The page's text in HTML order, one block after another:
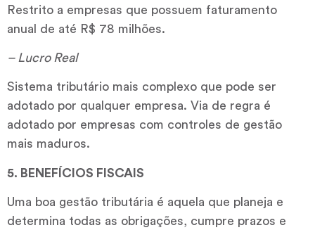
Restrito a empresas que possuem faturamento
anual de até R$ 78 milhões.
– Lucro Real
Sistema tributário mais complexo que pode ser
adotado por qualquer empresa. Via de regra é
adotado por empresas com controles de gestão
mais maduros.
5. BENEFÍCIOS FISCAIS
Uma boa gestão tributária é aquela que planeja e
determina todas as obrigações, cumpre prazos e